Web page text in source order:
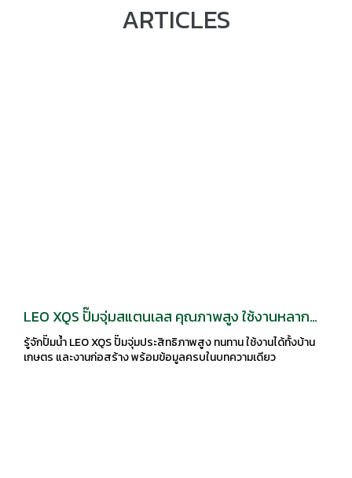
ARTICLES
LEO XQS ปั๊มจุ่มสแตนเลส คุณภาพสูง ใช้งานหลาก
หลาย
รู้จักปั๊มน้ำ LEO XQS ปั๊มจุ่มประสิทธิภาพสูง ทนทาน ใช้งานได้ทั้งบ้าน
เกษตร และงานก่อสร้าง พร้อมข้อมูลครบในบทความเดียว